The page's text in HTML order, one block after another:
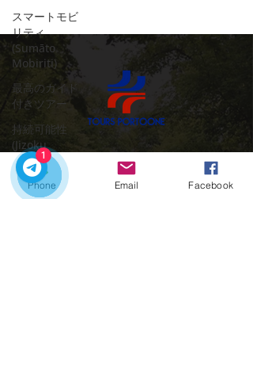
スマートモビ
リティ
(Sumāto
Mobiriti)
最高のガイド
付きツアー
持続可能性
(Jizoku
Kanōsei)
ポルトのおす
すめワイナリ
プライベートツアーでポルトガルを探索する
のに最適な時期です
Phone Email Facebook
1